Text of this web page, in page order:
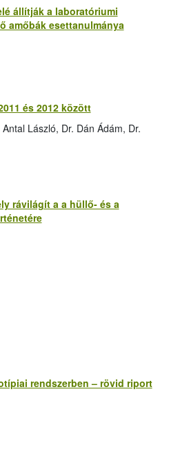
állítják a laboratóriumi
amőbák esettanulmánya
és 2012 között
László, Dr. Dán Ádám, Dr.
rávilágít a a hüllő- és a
rendszerben – rövid riport